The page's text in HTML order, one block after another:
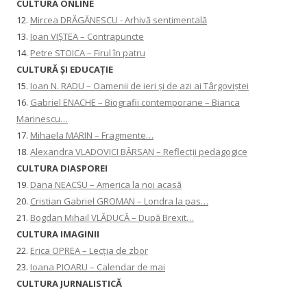
CULTURA ONLINE
12. Mircea DRĂGĂNESCU - Arhivă sentimentală
13. Ioan VIȘTEA – Contrapuncte
14. Petre STOICA – Firul în patru
CULTURĂ ŞI EDUCAŢIE
15. Ioan N. RADU – Oamenii de ieri și de azi ai Târgoviștei
16. Gabriel ENACHE – Biografii contemporane – Bianca
Marinescu…
17. Mihaela MARIN – Fragmente…
18. Alexandra VLADOVICI BÂRSAN – Reflecții pedagogice
CULTURA DIASPOREI
19. Dana NEACȘU – America la noi acasă
20. Cristian Gabriel GROMAN – Londra la pas…
21. Bogdan Mihail VLĂDUCĂ – După Brexit…
CULTURA IMAGINII
22. Erica OPREA – Lecția de zbor
23. Ioana PIOARU – Calendar de mai
CULTURA JURNALISTICĂ